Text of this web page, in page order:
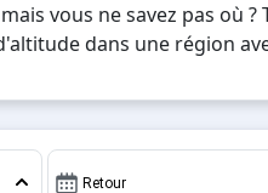
vous ne savez pas où
dans une région
vacances. C'est
plus ou moins
avec une vue sur la
location à l'année. Quel
Retour